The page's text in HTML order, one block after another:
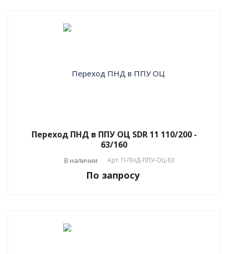
Переход ПНД в ППУ ОЦ SDR 11 110/200 -
63/160
В наличии Арт. П-ПНД-ППУ-ОЦ-83
По запросу